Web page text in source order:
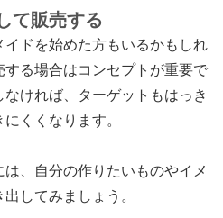
て販売する
ドを始めた方もいるかもしれ
する場合はコンセプトが重要で
ければ、ターゲットもはっき
くくなります。
、自分の作りたいものやイメ
してみましょう。